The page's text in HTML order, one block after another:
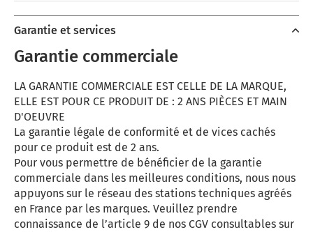
Garantie et services
Garantie commerciale
LA GARANTIE COMMERCIALE EST CELLE DE LA MARQUE,
ELLE EST POUR CE PRODUIT DE : 2 ANS PIÈCES ET MAIN
D'OEUVRE
La garantie légale de conformité et de vices cachés
pour ce produit est de 2 ans.
Pour vous permettre de bénéficier de la garantie
commerciale dans les meilleures conditions, nous nous
appuyons sur le réseau des stations techniques agréés
en France par les marques. Veuillez prendre
connaissance de l’article 9 de nos CGV consultables sur